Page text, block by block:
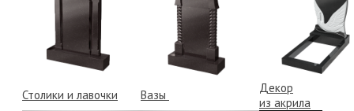
Столики и лавочки Вазы
Декор
из акрила